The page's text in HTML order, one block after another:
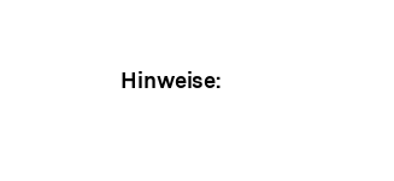
Hinweise: